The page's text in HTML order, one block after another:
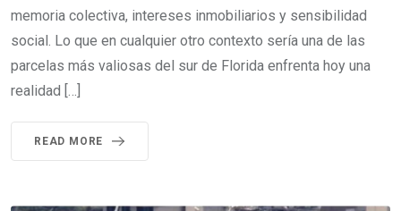
memoria colectiva, intereses inmobiliarios y sensibilidad
social. Lo que en cualquier otro contexto sería una de las
parcelas más valiosas del sur de Florida enfrenta hoy una
realidad […]
READ MORE